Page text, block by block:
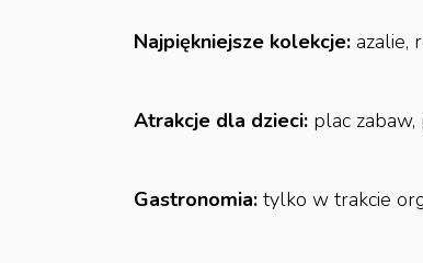
Najpiękniejsze kolekcje: azalie,
Atrakcje dla dzieci: plac zabaw,
Gastronomia: tylko w trakcie